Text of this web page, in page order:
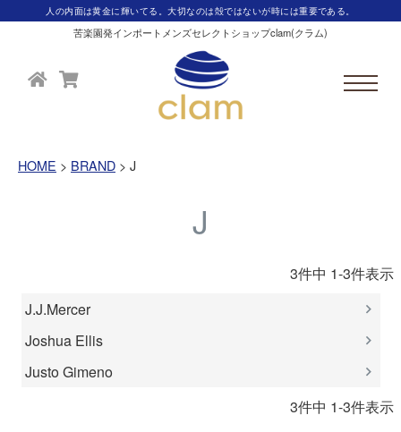
人の内面は黄金に輝いてる。大切なのは殻ではないが時には重要である。
苦楽園発インポートメンズセレクトショップclam(クラム)
HOME BRAND J
J
3件中 1-3件表示
J.J.Mercer
Joshua Ellis
Justo Gimeno
3件中 1-3件表示